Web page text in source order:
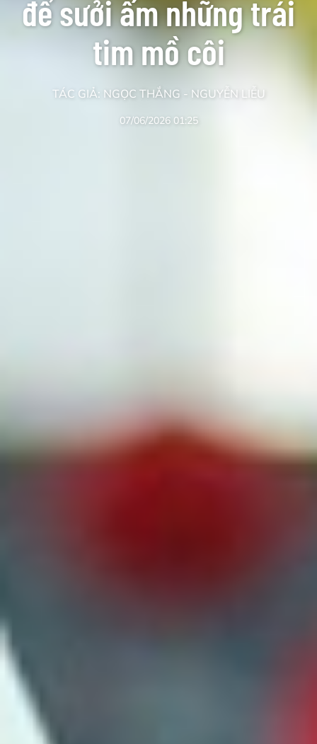
để sưởi ấm những trái
tim mồ côi
TÁC GIẢ: NGỌC THẮNG - NGUYỄN LIỄU
07/06/2026 01:25